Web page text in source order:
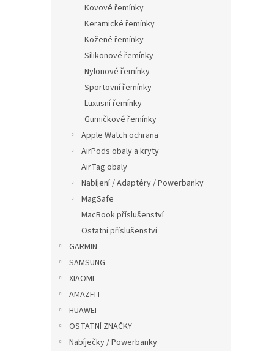
Kovové řemínky
Keramické řemínky
Kožené řemínky
Silikonové řemínky
Nylonové řemínky
Sportovní řemínky
Luxusní řemínky
Gumičkové řemínky
Apple Watch ochrana
AirPods obaly a kryty
AirTag obaly
Nabíjení / Adaptéry / Powerbanky
MagSafe
MacBook příslušenství
Ostatní příslušenství
GARMIN
SAMSUNG
XIAOMI
AMAZFIT
HUAWEI
OSTATNÍ ZNAČKY
Nabíječky / Powerbanky